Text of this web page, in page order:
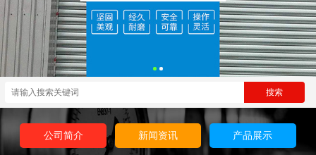
公司简介 新闻资讯 产品展示